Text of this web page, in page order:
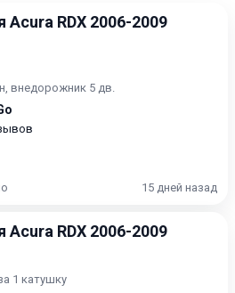
RDX 2006-2009
внедорожник 5 дв.
15 дней назад
RDX 2006-2009
1 катушку